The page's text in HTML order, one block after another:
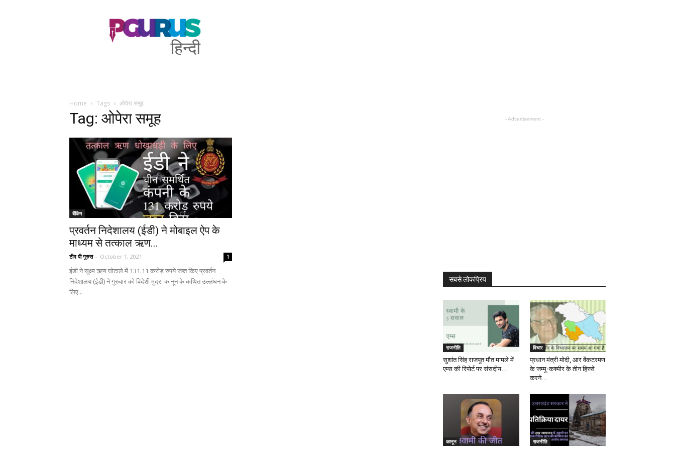
PGurus
Hindi
Home Tags ओपेरा समूह
Tag: ओपेरा समूह
बैंकिंग
प्रवर्तन निदेशालय (ईडी) ने मोबाइल ऐप के
माध्यम से तत्काल ऋण...
टीम पी गुरुस - October 1, 2021 1
ईडी ने सूक्ष्म ऋण घोटाले में 131.11 करोड़ रुपये जब्त किए प्रवर्तन
निदेशालय (ईडी) ने गुरुवार को विदेशी मुद्रा कानून के कथित उल्लंघन के
लिए...
- Advertisement -
सबसे लोकप्रिय
राजनीति
सुशांत सिंह राजपूत मौत मामले में
एम्स की रिपोर्ट पर संसदीय...
विचार
प्रधान मंत्री मोदी, आर वेंकटरमण
के जम्मू-कश्मीर के तीन हिस्से
करने...
कानून राजनीति